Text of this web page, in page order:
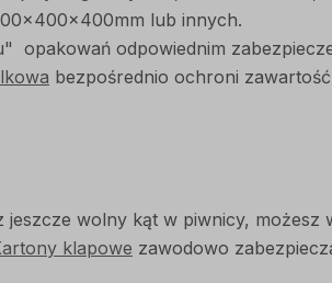
lub innych.
opakowań odpowiednim
bezpośrednio ochroni
jeszcze wolny kąt w piwnicy,
klapowe zawodowo